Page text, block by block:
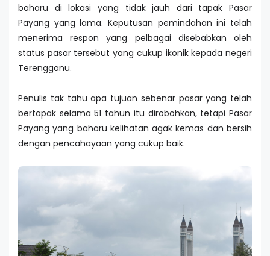
baharu di lokasi yang tidak jauh dari tapak Pasar
Payang yang lama. Keputusan pemindahan ini telah
menerima respon yang pelbagai disebabkan oleh
status pasar tersebut yang cukup ikonik kepada negeri
Terengganu.
Penulis tak tahu apa tujuan sebenar pasar yang telah
bertapak selama 51 tahun itu dirobohkan, tetapi Pasar
Payang yang baharu kelihatan agak kemas dan bersih
dengan pencahayaan yang cukup baik.